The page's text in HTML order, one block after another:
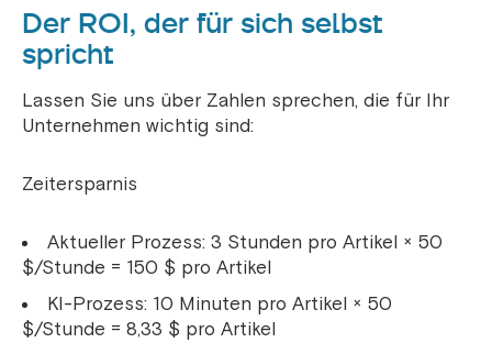
Der ROI, der für sich selbst
spricht
Lassen Sie uns über Zahlen sprechen, die für Ihr
Unternehmen wichtig sind:
Zeitersparnis
Aktueller Prozess: 3 Stunden pro Artikel × 50
$/Stunde = 150 $ pro Artikel
KI-Prozess: 10 Minuten pro Artikel × 50
$/Stunde = 8,33 $ pro Artikel